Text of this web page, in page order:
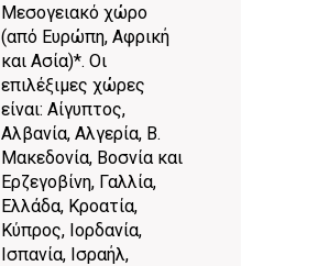
Μεσογειακό χώρο
(από Ευρώπη, Αφρική
και Ασία)*. Οι
επιλέξιμες χώρες
είναι: Αίγυπτος,
Αλβανία, Αλγερία, Β.
Μακεδονία, Boσνία και
Ερζεγοβίνη, Γαλλία,
Ελλάδα, Κροατία,
Κύπρος, Ιορδανία,
Ισπανία, Ισραήλ,